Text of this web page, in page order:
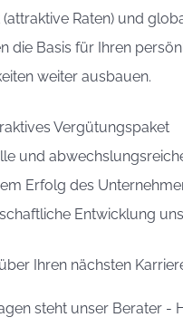
Raten) und
die Basis für Ihren
weiter ausbauen.
Vergütungspaket
und
Erfolg des
Entwicklung
Ihren nächsten
steht unser Berater